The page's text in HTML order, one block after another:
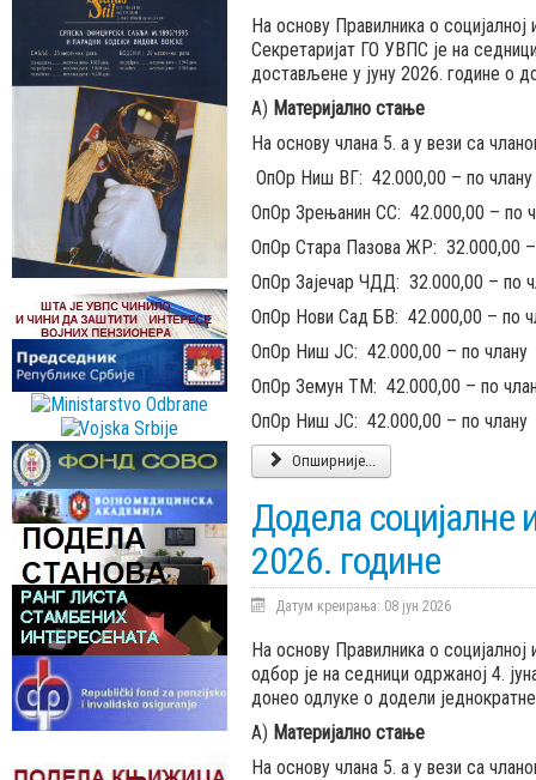
На основу Правилника о
Секретаријат ГО УВПС је на
достављене у јуну 2026. године о
А) Материјално стање
На основу члана 5. а у вези са
ОпОр Ниш ВГ: 42.000,00 – по
ОпОр Зрењанин СС: 42.000,00 – по
ОпОр Стара Пазова ЖР: 32.000,00
ОпОр Зајечар ЧДД: 32.000,00 – по
ОпОр Нови Сад БВ: 42.000,00 – по
ОпОр Ниш ЈС: 42.000,00 – по члану
ОпОр Земун ТМ: 42.000,00 – по
ОпОр Ниш ЈС: 42.000,00 – по члану
Опширније...
Додела социјалне
2026. године
Датум креирања: 08 јун 2026
На основу Правилника о
одбор је на седници одржаној 4.
донео одлуке о додели
А) Материјално стање
На основу члана 5. а у вези са